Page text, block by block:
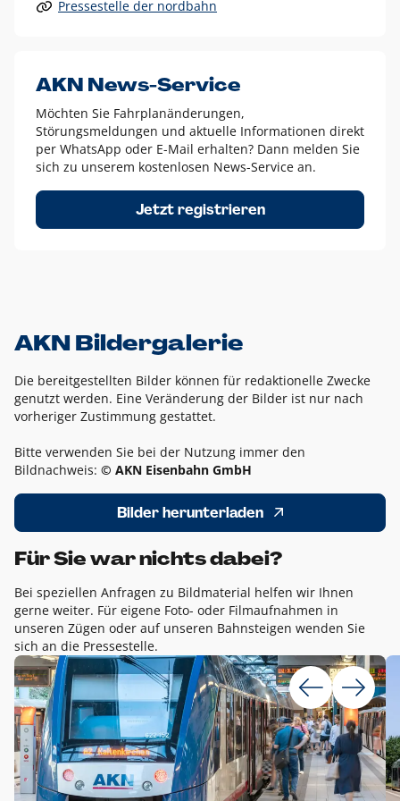
Alle anderen Logo-Varianten dürfen nur in Ausnahmefällen
Diese Ausnahmen sind zum Beispiel:
dem AKN Blau,
weißes Logo auf Fotohintergründen,
schwarzes Logo für reine Schwarz-Weiß-Umsetzungen
Um das Logo herum muss ein Schutzraum von jeweils einer
Höhe bzw. Breite des N aus AKN in alle Richtungen
Pressestelle der nordbahn
AKN News-Service
Möchten Sie Fahrplanänderungen,
Störungsmeldungen und aktuelle Informationen direkt
per WhatsApp oder E-Mail erhalten? Dann melden Sie
sich zu unserem kostenlosen News-Service an.
Jetzt registrieren
AKN Bildergalerie
Die bereitgestellten Bilder können für redaktionelle Zwecke
genutzt werden. Eine Veränderung der Bilder ist nur nach
vorheriger Zustimmung gestattet.
Bitte verwenden Sie bei der Nutzung immer den
Bildnachweis: © AKN Eisenbahn GmbH
Bilder herunterladen
Für Sie war nichts dabei?
Bei speziellen Anfragen zu Bildmaterial helfen wir Ihnen
gerne weiter. Für eigene Foto- oder Filmaufnahmen in
unseren Zügen oder auf unseren Bahnsteigen wenden Sie
sich an die Pressestelle.